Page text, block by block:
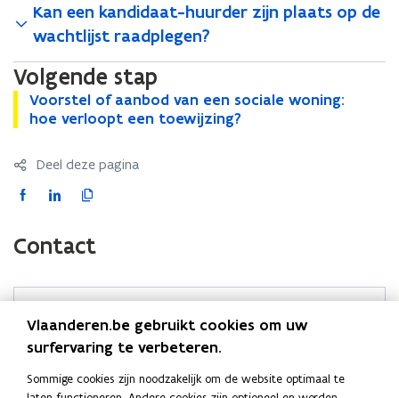
Kan een kandidaat-huurder zijn plaats op de
wachtlijst raadplegen?
Volgende stap
V
o
o
a
a
n
b
d
Voorstel of aanbod van een sociale woning:
hoe verloopt een toewijzing?
V
o
o
a
a
n
b
d
Deel deze pagina
F
c
e
o
L
k
d
i
n
p
K
i
e
r
l
n
Contact
Contacteer voor inhoudelijke vragen over uw dossier de
woonmaatschappij in uw regio: u vindt
contactgegevens in deze zoekmotor
Vlaanderen.be gebruikt cookies om uw
surfervaring te verbeteren.
Sommige cookies zijn noodzakelijk om de website optimaal te